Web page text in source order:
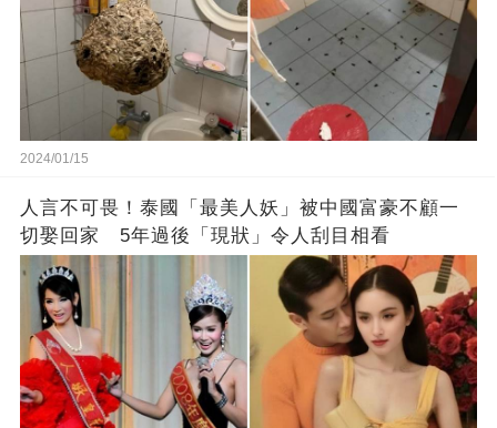
2024/01/15
人言不可畏！泰國「最美人妖」被中國富豪不顧一
切娶回家 5年過後「現狀」令人刮目相看